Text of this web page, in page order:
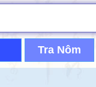
Tra Nôm